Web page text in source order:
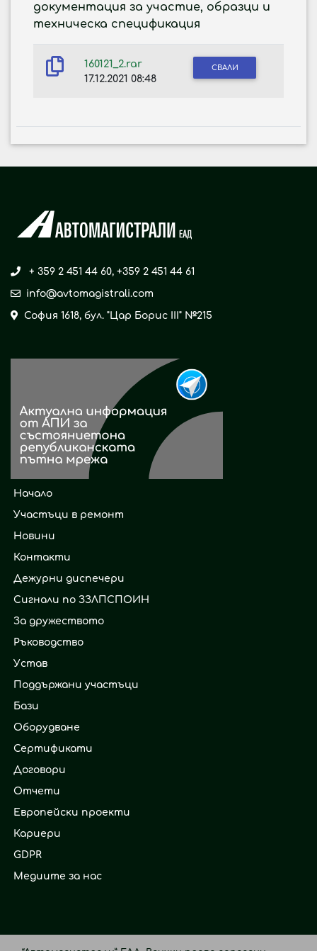
документация за участие, образци и
техническа спецификация
160121_2.rar
17.12.2021 08:48
СВАЛИ
+ 359 2 451 44 60, +359 2 451 44 61
info@avtomagistrali.com
София 1618, бул. "Цар Борис ІІІ" №215
Начало
Участъци в ремонт
Новини
Контакти
Дежурни диспечери
Сигнали по ЗЗЛПСПОИН
За дружеството
Ръководство
Устав
Поддържани участъци
Бази
Оборудване
Сертификати
Договори
Отчети
Европейски проекти
Кариери
GDPR
Медиите за нас